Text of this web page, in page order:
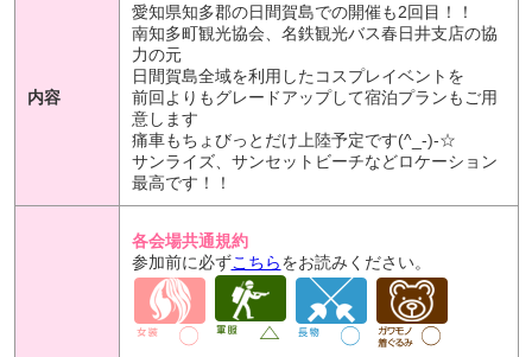
内容
愛知県知多郡の日間賀島での開催も2回目！！
南知多町観光協会、名鉄観光バス春日井支店の協
力の元
日間賀島全域を利用したコスプレイベントを
前回よりもグレードアップして宿泊プランもご用
意します
痛車もちょびっとだけ上陸予定です(^_-)-☆
サンライズ、サンセットビーチなどロケーション
最高です！！
各会場共通規約
参加前に必ずこちらをお読みください。